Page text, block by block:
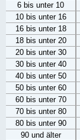
6 bis unter 10
10 bis unter 16
16 bis unter 18
18 bis unter 20
20 bis unter 30
30 bis unter 40
40 bis unter 50
50 bis unter 60
60 bis unter 70
70 bis unter 80
80 bis unter 90
90 und älter